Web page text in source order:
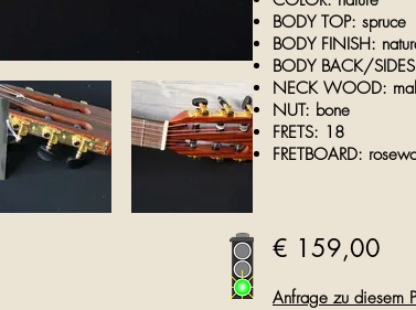
BODY TOP: spruce
BODY FINISH:
BODY BACK/
NECK WOOD:
NUT: bone
FRETS: 18
FRETBOARD:
€ 159,00
Anfrage zu diesem